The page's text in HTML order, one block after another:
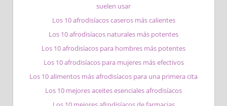
suelen usar
Los 10 afrodisíacos caseros más calientes
Los 10 afrodisíacos naturales más potentes
Los 10 afrodisíacos para hombres más potentes
Los 10 afrodisíacos para mujeres más efectivos
Los 10 alimentos más afrodisíacos para una primera cita
Los 10 mejores aceites esenciales afrodisíacos